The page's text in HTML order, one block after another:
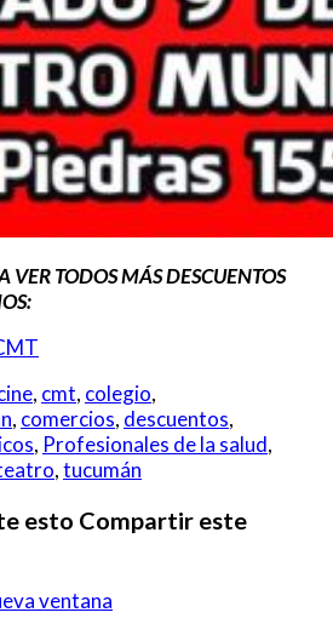
VER TODOS MÁS DESCUENTOS
, cmt, colegio,
, comercios, descuentos,
, Profesionales de la salud,
,tucumán
esto Compartir este
ventana